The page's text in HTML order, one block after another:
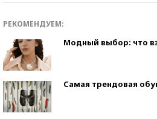
РЕКОМЕНДУЕМ:
Модный выбор: что
Самая трендовая